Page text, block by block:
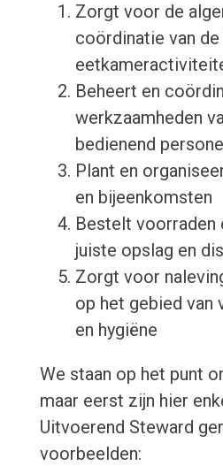
Zorgt voor de
coördinatie van de
Beheert en
werkzaamheden
bedienend
Plant en
en bijeenkomsten
Bestelt voorraden
juiste opslag en
Zorgt voor
op het gebied van
en hygiëne
We staan op het punt
maar eerst zijn hier
Uitvoerend Steward
voorbeelden: